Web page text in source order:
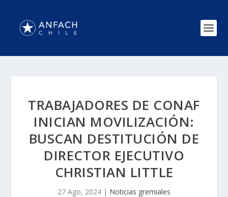
TRABAJADORES DE CONAF
INICIAN MOVILIZACIÓN:
BUSCAN DESTITUCIÓN DE
DIRECTOR EJECUTIVO
CHRISTIAN LITTLE
27 Ago, 2024 | Noticias gremiales